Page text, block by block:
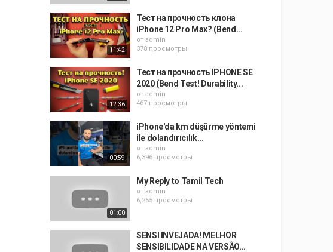
11:42
Тест на прочность клона
iPhone 12 Pro Max? (Bend...
от admin
378 просмотры
12:36
Тест на прочность IPHONE SE
2020 (Bend Test! Durability...
от admin
467 просмотры
00:59
iPhone'da km düşürme yöntemi
ile dolandırıcılık...
от admin
6,396 просмотры
01:00
My Reply to Tamil Tech
от admin
6,255 просмотры
SENSI INVEJADA! MELHOR
SENSIBILIDADE NA VERSÃO...